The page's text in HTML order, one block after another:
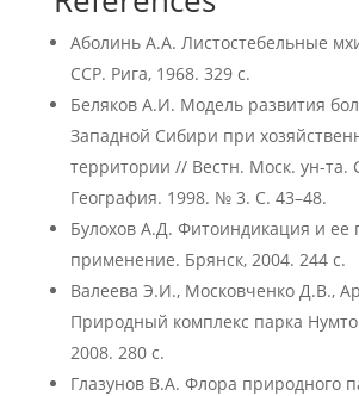
Аболинь А.А. Листостебельные
ССР. Рига, 1968. 329 с.
Беляков А.И. Модель развития
Западной Сибири при
территории // Вестн. Моск. ун-та.
География. 1998. № 3. С. 43–48.
Булохов А.Д. Фитоиндикация и ее
применение. Брянск, 2004. 244 с.
Валеева Э.И., Московченко Д.В.,
Природный комплекс парка
2008. 280 с.
Глазунов В.А. Флора природного